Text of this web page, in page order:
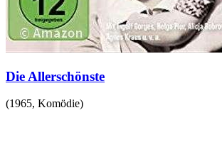
Die Allerschönste
(1965, Komödie)